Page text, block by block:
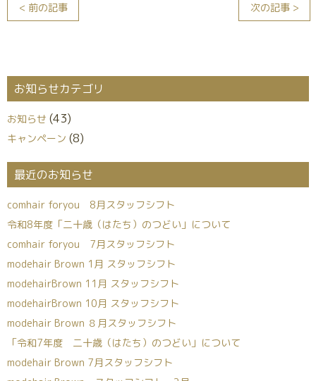
< 前の記事 次の記事 >
お知らせカテゴリ
お知らせ (43)
キャンペーン (8)
最近のお知らせ
comhair foryou 8月スタッフシフト
令和8年度「二十歳（はたち）のつどい」について
comhair foryou 7月スタッフシフト
modehair Brown 1月 スタッフシフト
modehairBrown 11月 スタッフシフト
modehairBrown 10月 スタッフシフト
modehair Brown ８月スタッフシフト
「令和7年度 二十歳（はたち）のつどい」について
modehair Brown 7月スタッフシフト